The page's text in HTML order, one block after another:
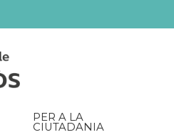
PER A LA
CIUTADANIA